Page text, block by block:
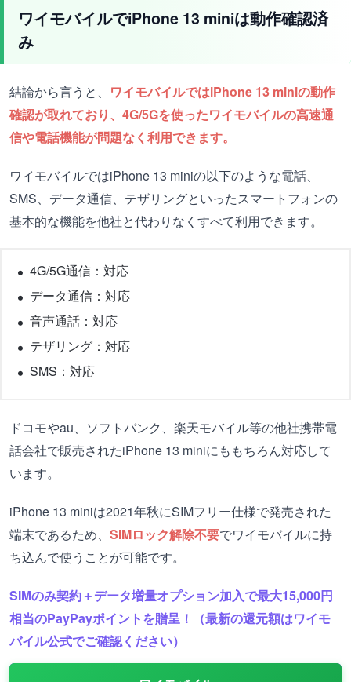
ワイモバイルでiPhone 13 miniは動作確認済
み
結論から言うと、 ワイモバイルではiPhone 13 miniの動作
確認が取れており、4G/5Gを使ったワイモバイルの高速通
信や電話機能が問題なく利用できます。
ワイモバイルではiPhone 13 miniの以下のような電話、
SMS、データ通信、テザリングといったスマートフォンの
基本的な機能を他社と代わりなくすべて利用できます。
4G/5G通信：対応
データ通信：対応
音声通話：対応
テザリング：対応
SMS：対応
ドコモやau、ソフトバンク、楽天モバイル等の他社携帯電
話会社で販売されたiPhone 13 miniにももちろん対応して
います。
iPhone 13 miniは2021年秋にSIMフリー仕様で発売された
端末であるため、 SIMロック解除不要でワイモバイルに持
ち込んで使うことが可能です。
SIMのみ契約＋データ増量オプション加入で最大15,000円
相当のPayPayポイントを贈呈！（最新の還元額はワイモ
バイル公式でご確認ください）